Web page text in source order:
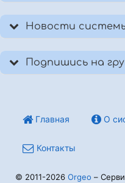
Новости
Подпишись на
Главная О
Контакты
© 2011-2026 Orgeo –